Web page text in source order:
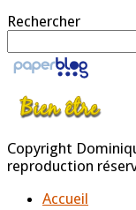
Rechercher
Copyright
reproduction
Accueil